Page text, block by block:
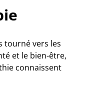
tourné vers les
et le bien-être,
connaissent